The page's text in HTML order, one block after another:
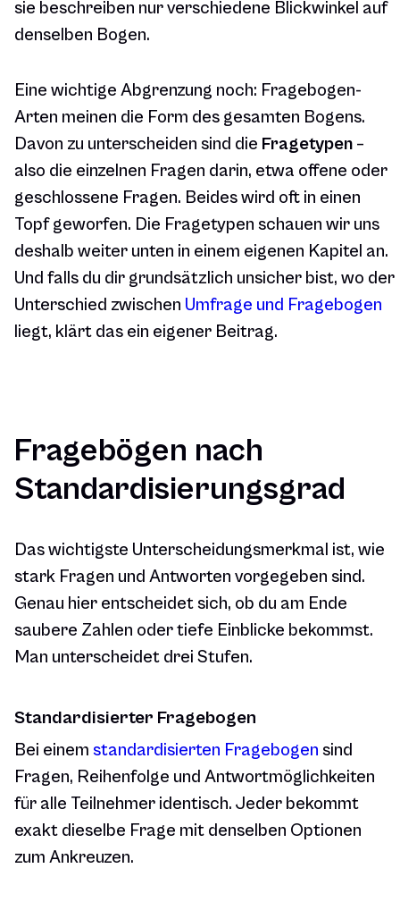
sie beschreiben nur verschiedene Blickwinkel auf
denselben Bogen.
Eine wichtige Abgrenzung noch: Fragebogen-
Arten meinen die Form des gesamten Bogens.
Davon zu unterscheiden sind die Fragetypen –
also die einzelnen Fragen darin, etwa offene oder
geschlossene Fragen. Beides wird oft in einen
Topf geworfen. Die Fragetypen schauen wir uns
deshalb weiter unten in einem eigenen Kapitel an.
Und falls du dir grundsätzlich unsicher bist, wo der
Unterschied zwischen Umfrage und Fragebogen
liegt, klärt das ein eigener Beitrag.
Fragebögen nach
Standardisierungsgrad
Das wichtigste Unterscheidungsmerkmal ist, wie
stark Fragen und Antworten vorgegeben sind.
Genau hier entscheidet sich, ob du am Ende
saubere Zahlen oder tiefe Einblicke bekommst.
Man unterscheidet drei Stufen.
Standardisierter Fragebogen
Bei einem standardisierten Fragebogen sind
Fragen, Reihenfolge und Antwortmöglichkeiten
für alle Teilnehmer identisch. Jeder bekommt
exakt dieselbe Frage mit denselben Optionen
zum Ankreuzen.